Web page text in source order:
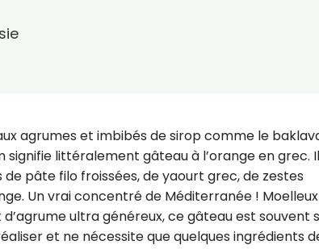
agrumes et imbibés de sirop comme le
littéralement gâteau à l’orange en grec. Il
pâte filo froissées, de yaourt grec, de zestes
Un vrai concentré de Méditerranée !
ultra généreux, ce gâteau est souvent
et ne nécessite que quelques ingrédients